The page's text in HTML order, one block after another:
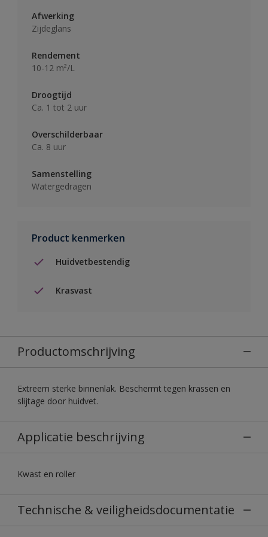
Afwerking
Zijdeglans
Rendement
10-12 m²/L
Droogtijd
Ca. 1 tot 2 uur
Overschilderbaar
Ca. 8 uur
Samenstelling
Watergedragen
Product kenmerken
Huidvetbestendig
Krasvast
Productomschrijving
Extreem sterke binnenlak. Beschermt tegen krassen en
slijtage door huidvet.
Applicatie beschrijving
Kwast en roller
Technische & veiligheidsdocumentatie